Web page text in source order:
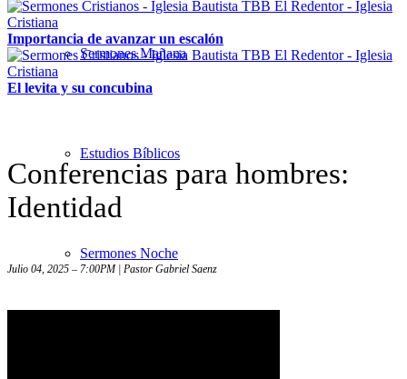
Sermones Mañana
Estudios Bíblicos
Sermones Noche
Importancia de avanzar un escalón
El levita y su concubina
Conferencias para hombres:
Identidad
Julio 04, 2025 – 7:00PM | Pastor Gabriel Saenz